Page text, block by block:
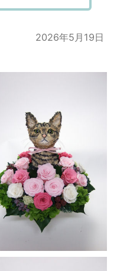
2026年5月19日